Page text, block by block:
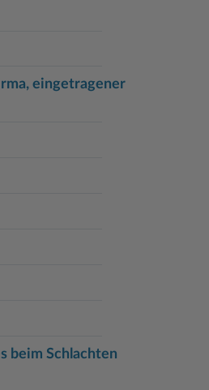
eingetragener
beim Schlachten